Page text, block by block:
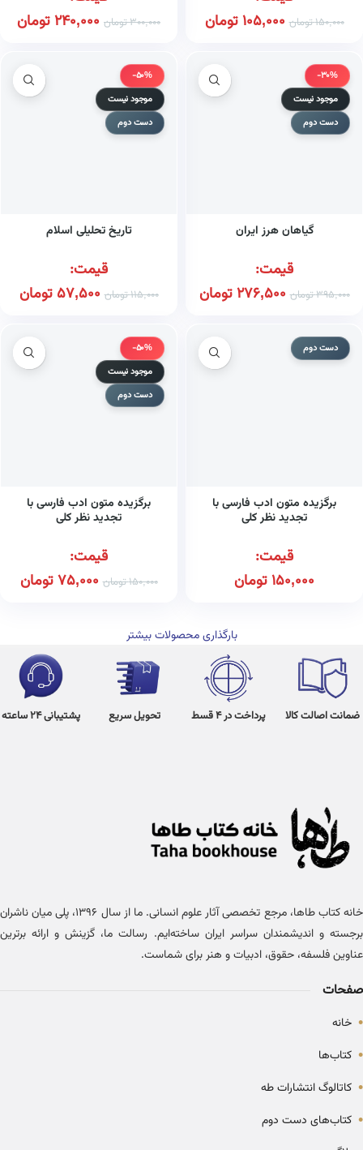
150,000تومان 105,000تومان 300,000تومان 240,000تومان
-30%
موجود نیست
دست دوم
گیاهان هرز ایران
قیمت:
395,000تومان 276,500تومان
-50%
موجود نیست
دست دوم
تاریخ تحلیلی اسلام
قیمت:
115,000تومان 57,500 تومان
دست دوم
برگزیده متون ادب فارسی با
تجدید نظر کلی
قیمت:
150,000تومان
-50%
موجود نیست
دست دوم
برگزیده متون ادب فارسی با
تجدید نظر کلی
قیمت:
150,000تومان 75,000تومان
بارگذاری محصولات بیشتر
ضمانت اصالت کالا پرداخت در 4 قسط تحویل سریع پشتیبانی 24 ساعته
خانه کتاب طاها، مرجع تخصصی آثار علوم انسانی. ما از سال ۱۳۹۶، پلی میان ناشران
برجسته و اندیشمندان سراسر ایران ساخته‌ایم. رسالت ما، گزینش و ارائه برترین
عناوین فلسفه، حقوق، ادبیات و هنر برای شماست.
صفحات
• خانه
• کتاب‌ها
• کاتالوگ انتشارات طه
• کتاب‌های دست دوم